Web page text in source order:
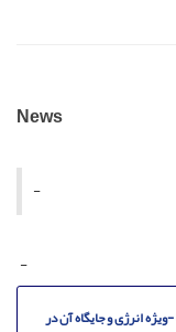
News
-
-
دوره 10، 8 -ویژه انرژی و جایگاه آن در